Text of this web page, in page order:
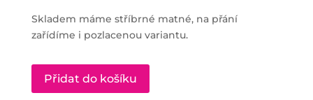
Skladem máme stříbrné matné, na přání
zařídíme i pozlacenou variantu.
Přidat do košíku